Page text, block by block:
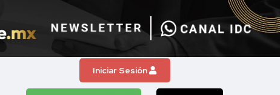
Iniciar Sesión